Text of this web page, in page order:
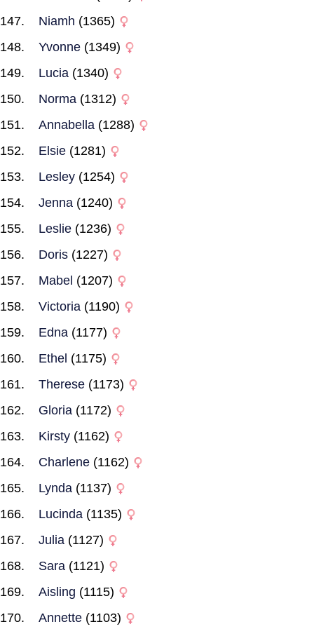
Niamh (1365)
Yvonne (1349)
Lucia (1340)
Norma (1312)
Annabella (1288)
Elsie (1281)
Lesley (1254)
Jenna (1240)
Leslie (1236)
Doris (1227)
Mabel (1207)
Victoria (1190)
Edna (1177)
Ethel (1175)
Therese (1173)
Gloria (1172)
Kirsty (1162)
Charlene (1162)
Lynda (1137)
Lucinda (1135)
Julia (1127)
Sara (1121)
Aisling (1115)
Annette (1103)